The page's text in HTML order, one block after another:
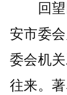
回望民
安市委
委会机
往来。